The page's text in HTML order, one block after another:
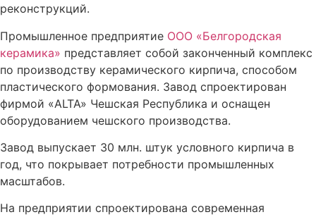
реконструкций.
Промышленное предприятие ООО «Белгородская
керамика» представляет собой законченный комплекс
по производству керамического кирпича, способом
пластического формования. Завод спроектирован
фирмой «ALTA» Чешская Республика и оснащен
оборудованием чешского производства.
Завод выпускает 30 млн. штук условного кирпича в
год, что покрывает потребности промышленных
масштабов.
На предприятии спроектирована современная